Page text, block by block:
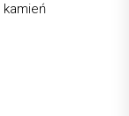
kamień